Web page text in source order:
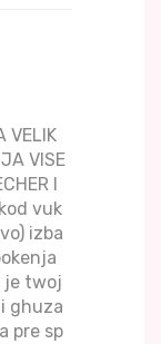
VELIK
VISE
I
vuk
izba
je twoj
ghuza
pre sp